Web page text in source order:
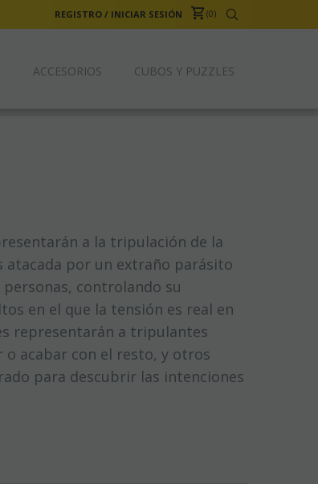
REGISTRO / INICIAR SESIÓN 0
ACCESORIOS CUBOS Y PUZZLES
a la tripulación de la
atacada por un extraño parásito
controlando su
en el que la tensión es real en
representarán a tripulantes
acabar con el resto, y otros
para descubrir las intenciones